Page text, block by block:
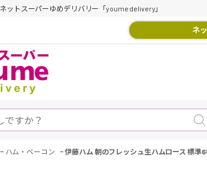
ットスーパーゆめデリバリー「youme delivery」
ネ
- ハム・ベーコン -伊藤ハム 朝のフレッシュ生ハムロース 標準